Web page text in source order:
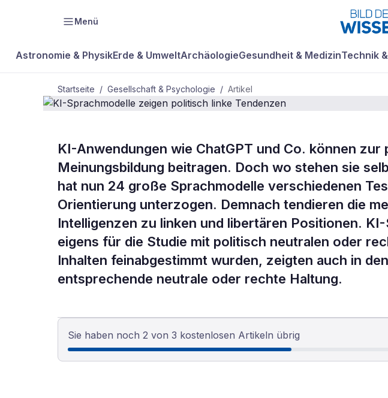
Menü
Astronomie & PhysikErde & UmweltArchäologieGesundheit & MedizinTechnik
Startseite / Gesellschaft & Psychologie / Artikel
BDW PlusGESELLSCHAFT & PSYCHOLOGIE
KI-Sprachmodelle
politisch linke
KI-Anwendungen wie ChatGPT und Co. können zur
Meinungsbildung beitragen. Doch wo stehen sie
hat nun 24 große Sprachmodelle verschiedenen
Orientierung unterzogen. Demnach tendieren die
Intelligenzen zu linken und libertären Positionen.
eigens für die Studie mit politisch neutralen oder
Inhalten feinabgestimmt wurden, zeigten auch in
entsprechende neutrale oder rechte Haltung.
Sie haben noch 2 von 3 kostenlosen Artikeln übrig